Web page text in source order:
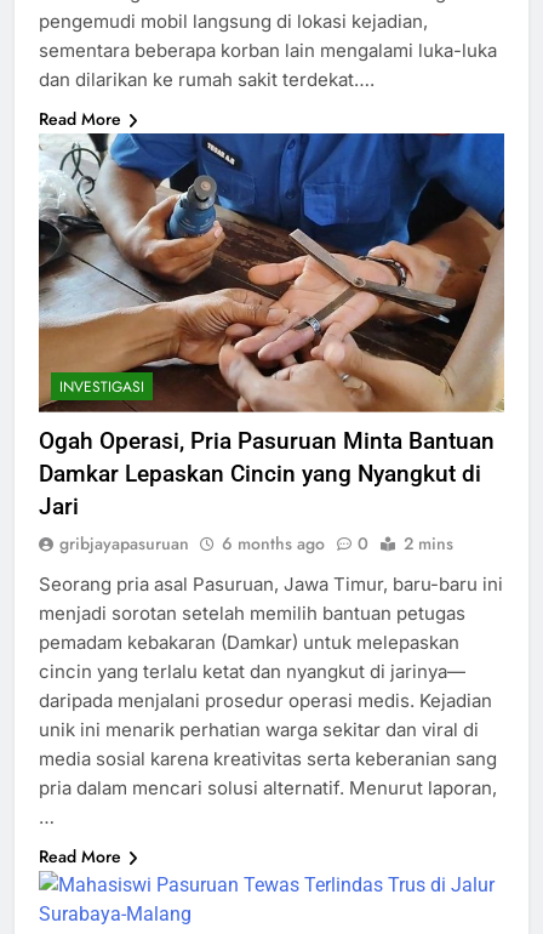
pengemudi mobil langsung di lokasi kejadian,
sementara beberapa korban lain mengalami luka-luka
dan dilarikan ke rumah sakit terdekat….
Read More
INVESTIGASI
Ogah Operasi, Pria Pasuruan Minta Bantuan
Damkar Lepaskan Cincin yang Nyangkut di
Jari
gribjayapasuruan 6 months ago 0 2 mins
Seorang pria asal Pasuruan, Jawa Timur, baru-baru ini
menjadi sorotan setelah memilih bantuan petugas
pemadam kebakaran (Damkar) untuk melepaskan
cincin yang terlalu ketat dan nyangkut di jarinya—
daripada menjalani prosedur operasi medis. Kejadian
unik ini menarik perhatian warga sekitar dan viral di
media sosial karena kreativitas serta keberanian sang
pria dalam mencari solusi alternatif. Menurut laporan,
…
Read More